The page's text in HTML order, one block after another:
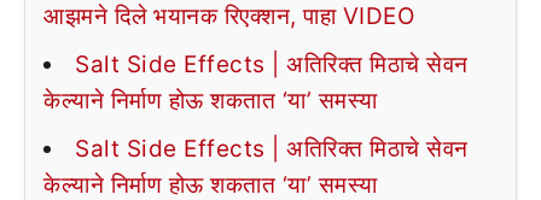
आझमने दिले भयानक रिएक्शन, पाहा VIDEO
Salt Side Effects | अतिरिक्त मिठाचे सेवन
केल्याने निर्माण होऊ शकतात ‘या’ समस्या
Salt Side Effects | अतिरिक्त मिठाचे सेवन
केल्याने निर्माण होऊ शकतात ‘या’ समस्या